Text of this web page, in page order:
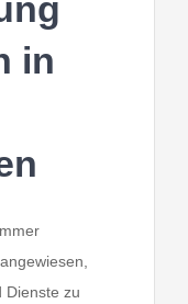
in
Dienste zu